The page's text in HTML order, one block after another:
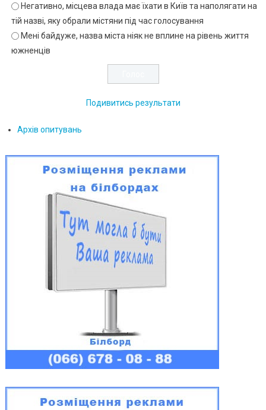
Негативно, місцева влада має їхати в Київ та наполягати на
тій назві, яку обрали містяни під час голосування
Мені байдуже, назва міста ніяк не вплине на рівень життя
южненців
Подивитись результати
Архів опитувань